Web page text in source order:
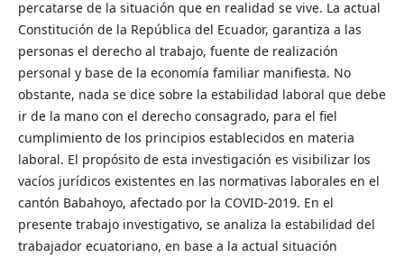
percatarse de la situación que en realidad se vive. La actual
Constitución de la República del Ecuador, garantiza a las
personas el derecho al trabajo, fuente de realización
personal y base de la economía familiar manifiesta. No
obstante, nada se dice sobre la estabilidad laboral que debe
ir de la mano con el derecho consagrado, para el fiel
cumplimiento de los principios establecidos en materia
laboral. El propósito de esta investigación es visibilizar los
vacíos jurídicos existentes en las normativas laborales en el
cantón Babahoyo, afectado por la COVID-2019. En el
presente trabajo investigativo, se analiza la estabilidad del
trabajador ecuatoriano, en base a la actual situación